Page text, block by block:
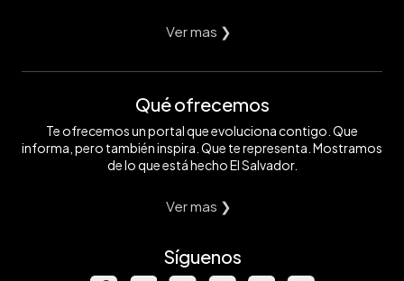
Ver mas ❯
Qué ofrecemos
Te ofrecemos un portal que evoluciona contigo. Que
informa, pero también inspira. Que te representa. Mostramos
de lo que está hecho El Salvador.
Ver mas ❯
Síguenos